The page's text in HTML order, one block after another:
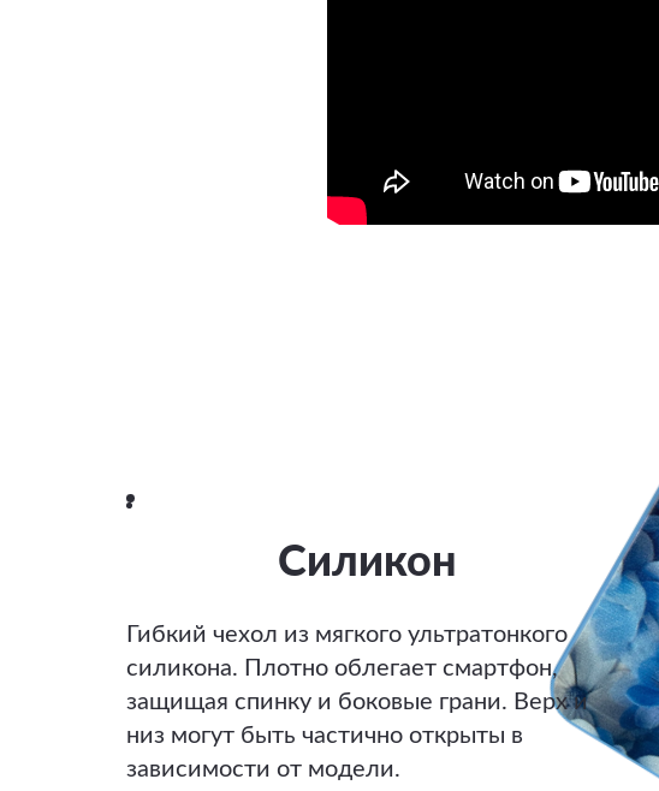
Силикон
Гибкий чехол из мягкого ультратонкого
силикона. Плотно облегает смартфон,
защищая спинку и боковые грани. Верх и
низ могут быть частично открыты в
зависимости от модели.